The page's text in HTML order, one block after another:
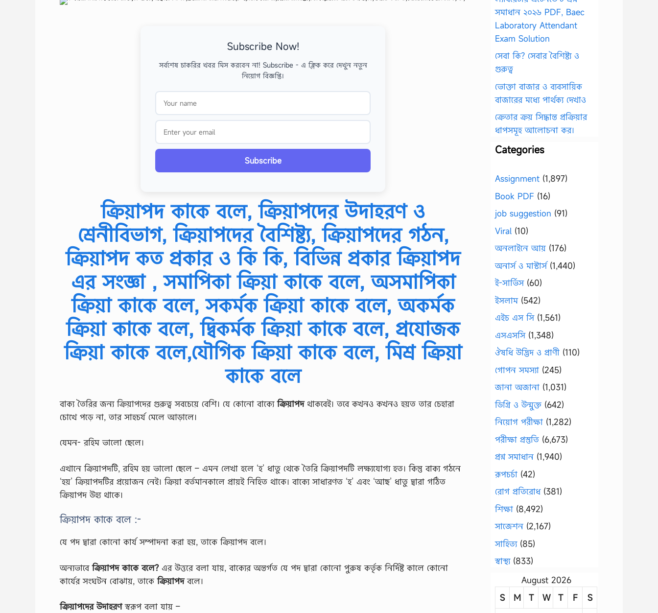
Subscribe Now!
সর্বশেষ চাকরির খবর মিস করবেন না! Subscribe - এ ক্লিক করে দেখুন নতুন
নিয়োগ বিজ্ঞপ্তি।
Subscribe
ক্রিয়াপদ কাকে বলে, ক্রিয়াপদের উদাহরণ ও
শ্রেনীবিভাগ, ক্রিয়াপদের বৈশিষ্ট্য, ক্রিয়াপদের গঠন,
ক্রিয়াপদ কত প্রকার ও কি কি, বিভিন্ন প্রকার ক্রিয়াপদ
এর সংজ্ঞা , সমাপিকা ক্রিয়া কাকে বলে, অসমাপিকা
ক্রিয়া কাকে বলে, সকর্মক ক্রিয়া কাকে বলে, অকর্মক
ক্রিয়া কাকে বলে, দ্বিকর্মক ক্রিয়া কাকে বলে, প্রযোজক
ক্রিয়া কাকে বলে,যৌগিক ক্রিয়া কাকে বলে, মিশ্র ক্রিয়া
কাকে বলে
বাক্য তৈরির জন্য ক্রিয়াপদের গুরুত্ব সবচেয়ে বেশি। যে কোনো বাক্যেক্রিয়াপদ থাকবেই। তবে কখনও কখনও হয়ত তার চেহারা
চোখে পড়ে না, তার সাহচর্য মেলে আড়ালে।
যেমন- রহিম ভালো ছেলে।
এখানে ক্রিয়াপদটি, রহিম হয় ভালো ছেলে – এমন লেখা হলে ‘হ’ ধাতু থেকে তৈরি ক্রিয়াপদটি লক্ষ্যযোগ্য হত। কিন্তু বাক্য গঠনে
‘হয়’ ক্রিয়াপদটির প্রয়োজন নেই। ক্রিয়া বর্তমানকালে প্রায়ই নিহিত থাকে। বাক্যে সাধারণত ‘হ’ এবং ‘আছ’ ধাতু দ্বারা গঠিত
ক্রিয়াপদ উহ্য থাকে।
ক্রিয়াপদ কাকে বলে :-
যে পদ দ্বারা কোনো কার্য সম্পাদনা করা হয়, তাকে ক্রিয়াপদ বলে।
অন্যভাবেক্রিয়াপদ কাকে বলে? এর উত্তরে বলা যায়, বাক্যের অন্তর্গত যে পদ দ্বারা কোনো পুরুষ কর্তৃক নির্দিষ্ট কালে কোনো
কার্যের সংঘটন বোঝায়, তাকেক্রিয়াপদবলে।
ক্রিয়াপদের উদাহরণস্বরূপ বলা যায় –
সমাধান ২০২৬ PDF, Baec
Laboratory Attendant
Exam Solution
সেবা কি? সেবার বৈশিষ্ট্য ও
গুরুত্ব
ভোক্তা বাজার ও ব্যবসায়িক
বাজারের মধ্যে পার্থক্য দেখাও
ক্রেতার ক্রয় সিদ্ধান্ত প্রক্রিয়ার
ধাপসমূহ আলোচনা কর।
Categories
Assignment (1,897)
Book PDF (16)
job suggestion (91)
Viral (10)
অনলাইনে আয় (176)
অনার্স ও মাস্টার্স(1,440)
ই-সার্ভিস(60)
ইসলাম(542)
এইচ এস সি(1,561)
এসএসসি(1,348)
ঔষধি উদ্ভিদ ও প্রাণী (110)
গোপন সমস্যা (245)
জানা অজানা (1,031)
ডিগ্রি ও উন্মুক্ত (642)
নিয়োগ পরীক্ষা (1,282)
পরীক্ষা প্রস্তুতি (6,673)
প্রশ্ন সমাধান (1,940)
রূপচর্চা (42)
রোগ প্রতিরোধ(381)
শিক্ষা (8,492)
সাজেশন (2,167)
সাহিত্য(85)
স্বাস্থ্য(833)
August 2026
S
M T W T F
S